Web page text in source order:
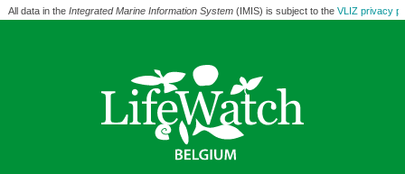
All data in the Integrated Marine Information System(IMIS) is subject to the VLIZ privacy